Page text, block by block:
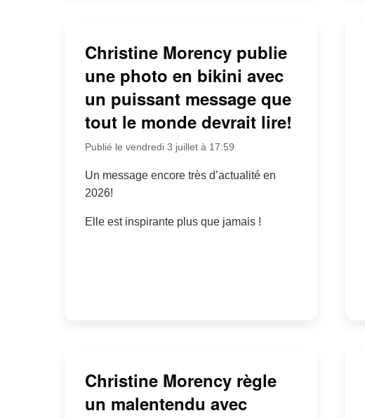
Christine Morency publie
une photo en bikini avec
un puissant message que
tout le monde devrait lire!
Publié le vendredi 3 juillet à 17:59
Un message encore très d’actualité en
2026!
Elle est inspirante plus que jamais !
Christine Morency règle
un malentendu avec